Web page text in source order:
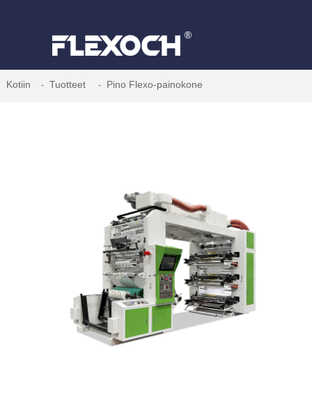
Kotiin Tuotteet Pino Flexo-painokone